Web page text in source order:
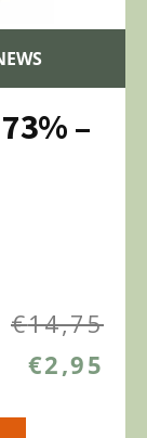
–
€14,75
€2,95